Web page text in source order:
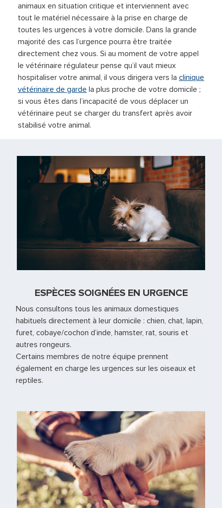
animaux en situation critique et interviennent avec
tout le matériel nécessaire à la prise en charge de
toutes les urgences à votre domicile. Dans la grande
majorité des cas l’urgence pourra être traitée
directement chez vous. Si au moment de votre appel
le vétérinaire régulateur pense qu’il vaut mieux
hospitaliser votre animal, il vous dirigera vers la clinique
vétérinaire de garde la plus proche de votre domicile ;
si vous êtes dans l’incapacité de vous déplacer un
vétérinaire peut se charger du transfert après avoir
stabilisé votre animal.
ESPÈCES SOIGNÉES EN URGENCE
Nous consultons tous les animaux domestiques
habituels directement à leur domicile : chien, chat, lapin,
furet, cobaye/cochon d’inde, hamster, rat, souris et
autres rongeurs.
Certains membres de notre équipe prennent
également en charge les urgences sur les oiseaux et
reptiles.